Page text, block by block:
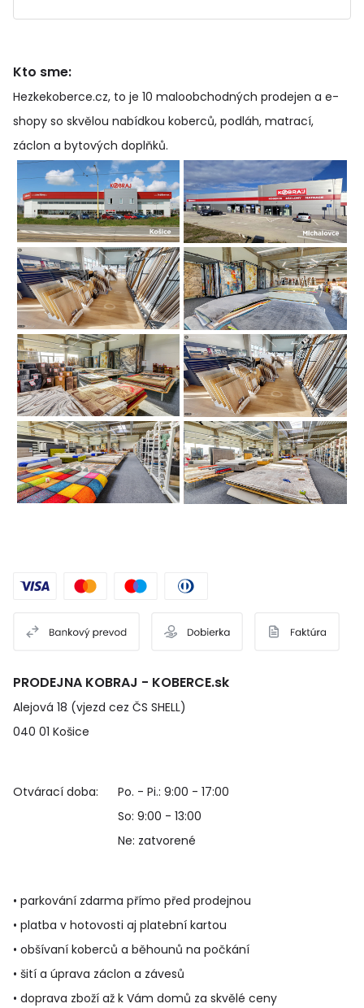
Kto sme:
Hezkekoberce.cz, to je 10 maloobchodných prodejen a e-
shopy so skvělou nabídkou koberců, podláh, matrací,
záclon a bytových doplňků.
PRODEJNA KOBRAJ - KOBERCE.sk
Alejová 18 (vjezd cez ČS SHELL)
040 01 Košice
Otvárací doba:
Po. - Pi.: 9:00 - 17:00
So: 9:00 - 13:00
Ne: zatvorené
• parkování zdarma přímo před prodejnou
• platba v hotovosti aj platební kartou
• obšívaní koberců a běhounů na počkání
• šití a úprava záclon a závesů
• doprava zboží až k Vám domů za skvělé ceny